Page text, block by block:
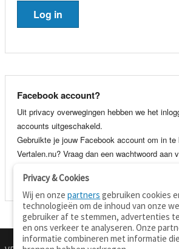
Facebook account?
Uit privacy overwegingen hebben we het
accounts uitgeschakeld.
Gebruikte je jouw Facebook account om in te
Vertalen.nu? Vraag dan een wachtwoord aan
je e-mail adres en wachtwoord.
Privacy & Cookies
Wij en onzepartners gebruiken cookies
technologieën om de inhoud van onze
gebruiker af te stemmen, advertenties
en ons verkeer te analyseren. Onze
informatie combineren met informatie